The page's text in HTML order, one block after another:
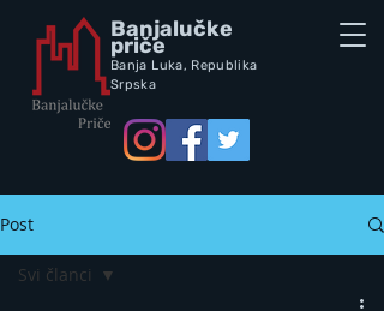
Banjalučke
priče
Banja Luka, Republika
Srpska
Post
Svi članci